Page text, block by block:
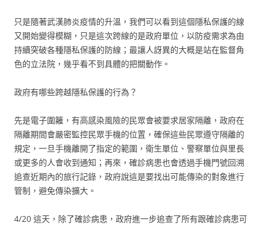
只是隨著武漢肺炎疫情的升溫，我們可以看到這個隱私保護的線
又開始變得模糊，只是這次跨線的是政府單位，以防疫需求為由
持續突破各種隱私保護的防線；最讓人訝異的大概是站在監督角
色的立法院，幾乎看不到具體的把關動作。
政府有哪些跨越隱私保護的行為？
先是電子圍籬，有高感染風險的民眾會被要求居家隔離，政府在
隔離期間會嚴密監控民眾手機的位置，確保這些民眾遵守隔離的
規定，一旦手機離開了指定的範圍，衛生單位、警察單位與里長
或更多的人會收到通知；再來，確診病患也會透過手機門號回溯
追查近期內的旅行記錄，政府說這是要找出可能傳染的對象進行
管制，避免傳染擴大。
4/20 這天，除了確診病患，政府進一步追查了所有跟確診病患可